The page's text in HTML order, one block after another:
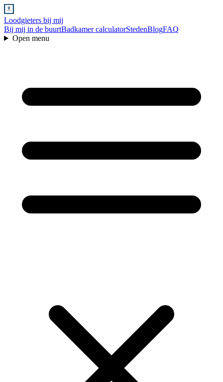
Loodgieters bij mij
Bij mij in de buurtBadkamer calculatorStedenBlogFAQ
Open menu